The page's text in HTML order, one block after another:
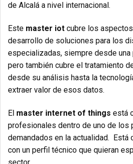
de Alcalá a nivel internacional.
Este master iot cubre los
desarrollo de soluciones para los
especializadas, siempre desde
pero también cubre el tratamiento
desde su análisis hasta la
extraer valor de esos datos.
El master internet of things está
profesionales dentro de uno de los
demandados en la actualidad. Está
con un perfil técnico que quieran